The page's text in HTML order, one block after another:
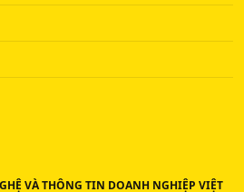
VÀ THÔNG TIN DOANH NGHIỆP VIỆT